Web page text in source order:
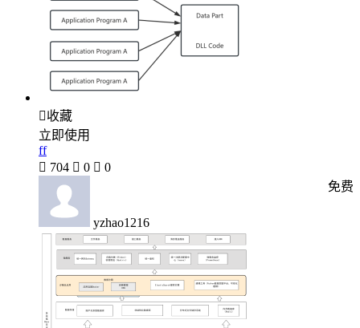
收藏
立即使用
ff
 704  0  0
yzhao1216
免费